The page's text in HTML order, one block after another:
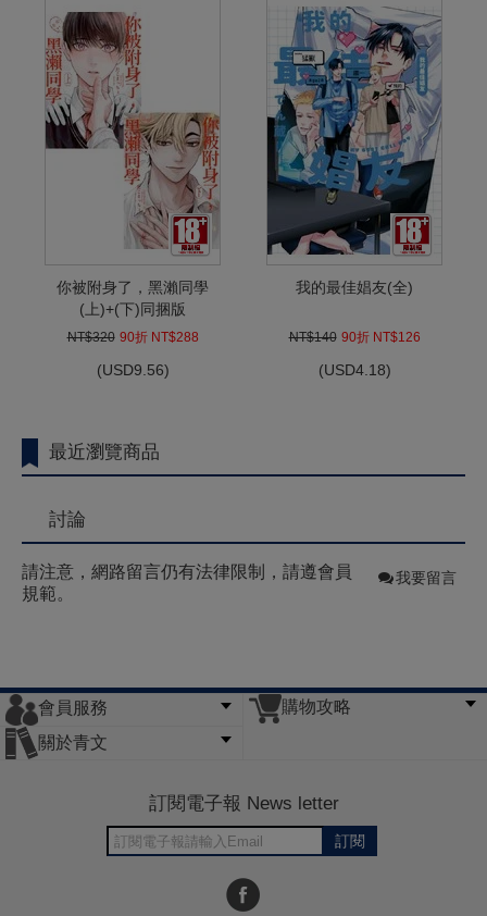
你被附身了，黑瀨同學
(上)+(下)同捆版
NT$320 90折 NT$288
(USD9.56)
我的最佳娼友(全)
NT$140 90折 NT$126
(USD4.18)
最近瀏覽商品
討論
請注意，網路留言仍有法律限制，請遵會員
規範。
我要留言
會員服務
會員辦法
客服信箱
隱私條款
網站導覽
購物攻略
關於青文
訂閱電子報 News letter
訂閱